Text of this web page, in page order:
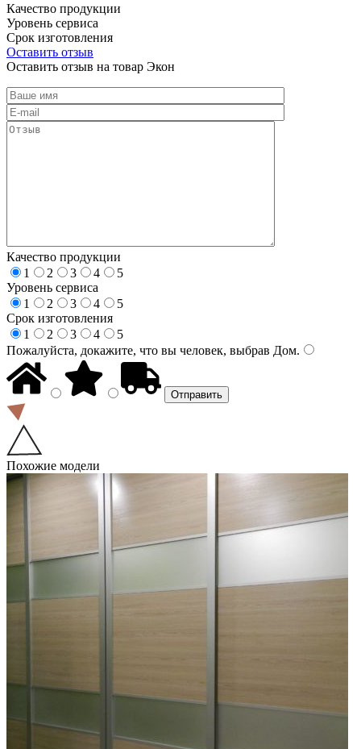
Качество продукции
Уровень сервиса
Срок изготовления
Оставить отзыв
Оставить отзыв на товар Экон
Качество продукции
1
2 3 4
5
Уровень сервиса
1
2 3 4
5
Срок изготовления
1
2 3 4
5
Пожалуйста, докажите, что вы человек, выбрав Дом.
Похожие модели